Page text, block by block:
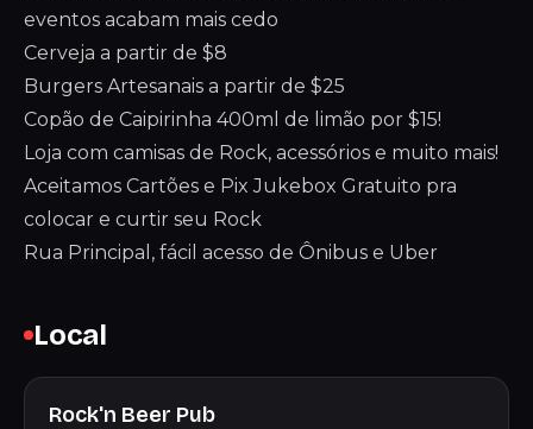
eventos acabam mais cedo
Cerveja a partir de $8
Burgers Artesanais a partir de $25
Copão de Caipirinha 400ml de limão por $15!
Loja com camisas de Rock, acessórios e muito mais!
Aceitamos Cartões e Pix Jukebox Gratuito pra
colocar e curtir seu Rock
Rua Principal, fácil acesso de Ônibus e Uber
Local
Rock'n Beer Pub